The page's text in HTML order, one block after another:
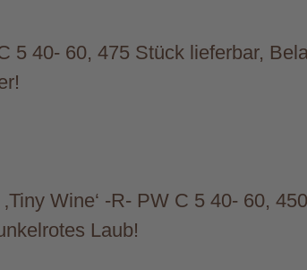
5 40- 60, 475 Stück lieferbar,
Wine‘ -R- PW C 5 40- 60,
Laub!